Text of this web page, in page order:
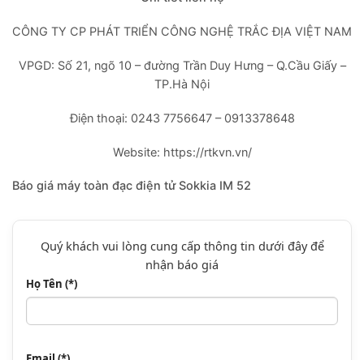
CÔNG TY CP PHÁT TRIỂN CÔNG NGHỆ TRẮC ĐỊA VIỆT NAM
VPGD: Số 21, ngõ 10 – đường Trần Duy Hưng – Q.Cầu Giấy –
TP.Hà Nội
Điện thoại: 0243 7756647 – 0913378648
Website: https://rtkvn.vn/
Báo giá máy toàn đạc điện tử Sokkia IM 52
Quý khách vui lòng cung cấp thông tin dưới đây để
nhận báo giá
Họ Tên (*)